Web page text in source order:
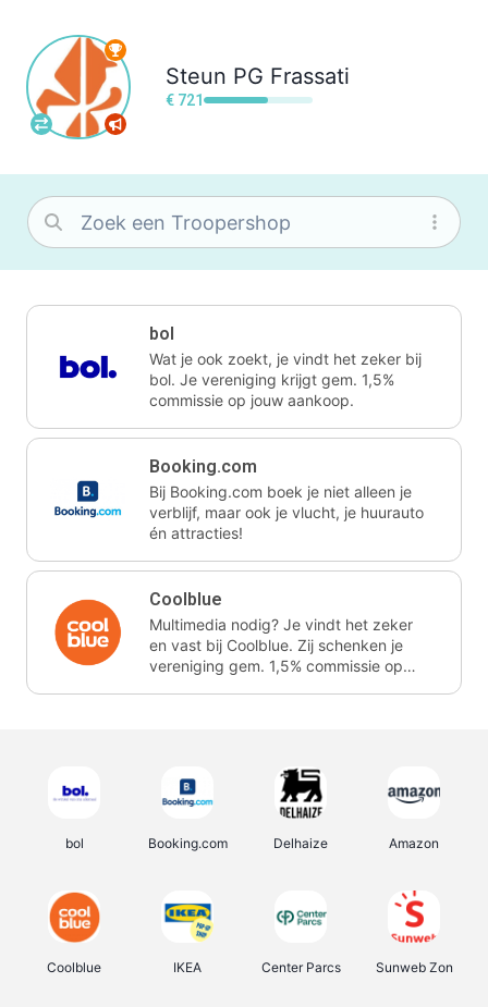
Steun PG Frassati
€ 721
bol
Wat je ook zoekt, je vindt het zeker bij
bol. Je vereniging krijgt gem. 1,5%
commissie op jouw aankoop.
Booking.com
Bij Booking.com boek je niet alleen je
verblijf, maar ook je vlucht, je huurauto
én attracties!
Coolblue
Multimedia nodig? Je vindt het zeker
en vast bij Coolblue. Zij schenken je
vereniging gem. 1,5% commissie op
bol Booking.com Delhaize Amazon
Coolblue IKEA Center Parcs Sunweb Zon